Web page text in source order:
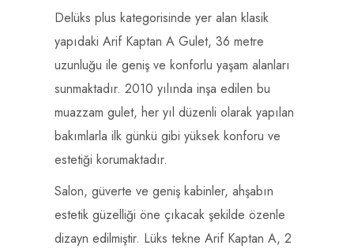
Delüks plus kategorisinde yer alan klasik
yapıdaki Arif Kaptan A Gulet, 36 metre
uzunluğu ile geniş ve konforlu yaşam alanları
sunmaktadır. 2010 yılında inşa edilen bu
muazzam gulet, her yıl düzenli olarak yapılan
bakımlarla ilk günkü gibi yüksek konforu ve
estetiği korumaktadır.
Salon, güverte ve geniş kabinler, ahşabın
estetik güzelliği öne çıkacak şekilde özenle
dizayn edilmiştir. Lüks tekne Arif Kaptan A, 2